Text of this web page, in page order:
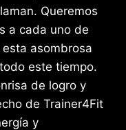
Queremos
a cada uno de
asombrosa
este tiempo.
de logro y
de Trainer4Fit
y